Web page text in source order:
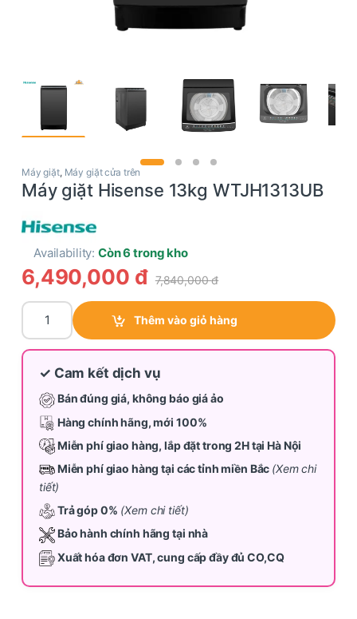
Máy giặt, Máy giặt cửa trên
Máy giặt Hisense 13kg WTJH1313UB
Availability:Còn 6 trong kho
6,490,000 đ 7,840,000đ
Máy giặt Hisense 13kg WTJH1313UB quantity
Thêm vào giỏ hàng
✓ Cam kết dịch vụ
Bán đúng giá, không báo giá ảo
Hàng chính hãng, mới 100%
Miễn phí giao hàng, lắp đặt trong 2H tại Hà Nội
Miễn phí giao hàng tại các tỉnh miền Bắc (Xem chi
tiết)
Trả góp 0% (Xem chi tiết)
Bảo hành chính hãng tại nhà
Xuất hóa đơn VAT, cung cấp đầy đủ CO,CQ